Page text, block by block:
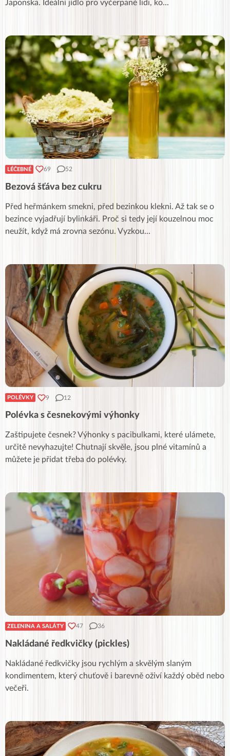
Japonska. Ideální jídlo pro vyčerpané lidi, ko...
LÉČEBNÉ 69 52
Bezová šťáva bez cukru
Před heřmánkem smekni, před bezinkou klekni. Až tak se o
bezince vyjadřují bylinkáři. Proč si tedy její kouzelnou moc
neužít, když má zrovna sezónu. Vyzkou...
POLÉVKY 9 12
Polévka s česnekovými výhonky
Zaštipujete česnek? Výhonky s pacibulkami, které ulámete,
určitě nevyhazujte! Chutnají skvěle, jsou plné vitamínů a
můžete je přidat třeba do polévky.
ZELENINA A SALÁTY 47 36
Nakládané ředkvičky (pickles)
Nakládané ředkvičky jsou rychlým a skvělým slaným
kondimentem, který chuťově i barevně oživí každý oběd nebo
večeři.